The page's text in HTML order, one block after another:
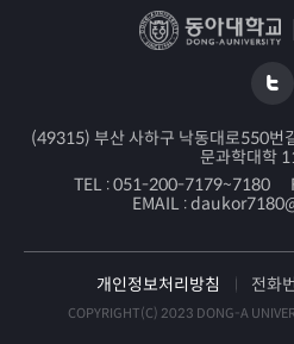
(49315) 부산 사하구 낙동대로550번
문과학대학
TEL :051-200-7179~7180
EMAIL :
개인정보처리방침 전화
COPYRIGHT(C) 2023 DONG-A